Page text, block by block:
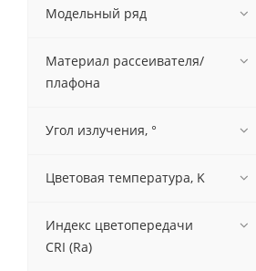
Модельный ряд
Материал рассеивателя/
плафона
Угол излучения, °
Цветовая температура, K
Индекс цветопередачи
CRI (Ra)